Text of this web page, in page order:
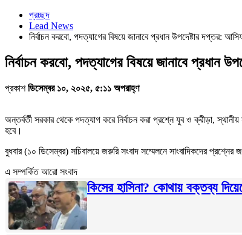
প্রচ্ছদ
Lead News
নির্বাচন করবো, পদত্যাগের বিষয়ে জানাবে প্রধান উপদেষ্টার দপ্তর:
নির্বাচন করবো, পদত্যাগের বিষয়ে জানাবে প্রধান
প্রকাশডিসেম্বর ১০, ২০২৫, ৫:১১ অপরাহ্ণ
অন্তর্বর্তী সরকার থেকে পদত্যাগ করে নির্বাচন করা প্রশ্নে যুব ও ক্রীড়া,
হবে।
বুধবার (১০ ডিসেম্বর) সচিবালয়ে জরুরি সংবাদ সম্মেলনে সাংবাদিকদের
এ সম্পর্কিত আরো সংবাদ
কিসের হাসিনা? কোথায় বক্তব্য